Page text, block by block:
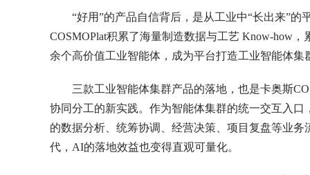
“好用”的产品自信背后，是从工业中“长出来”
COSMOPlat积累了海量制造数据与工艺 Know-how
余个高价值工业智能体，成为平台打造工业智能体集
三款工业智能体集群产品的落地，也是卡奥斯
协同分工的新实践。作为智能体集群的统一交互入
的数据分析、统筹协调、经营决策、项目复盘等业
代，AI的落地效益也变得直观可量化。